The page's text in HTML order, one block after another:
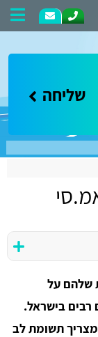
שליחה
שלהם על
רבים בישראל.
תשומת לב